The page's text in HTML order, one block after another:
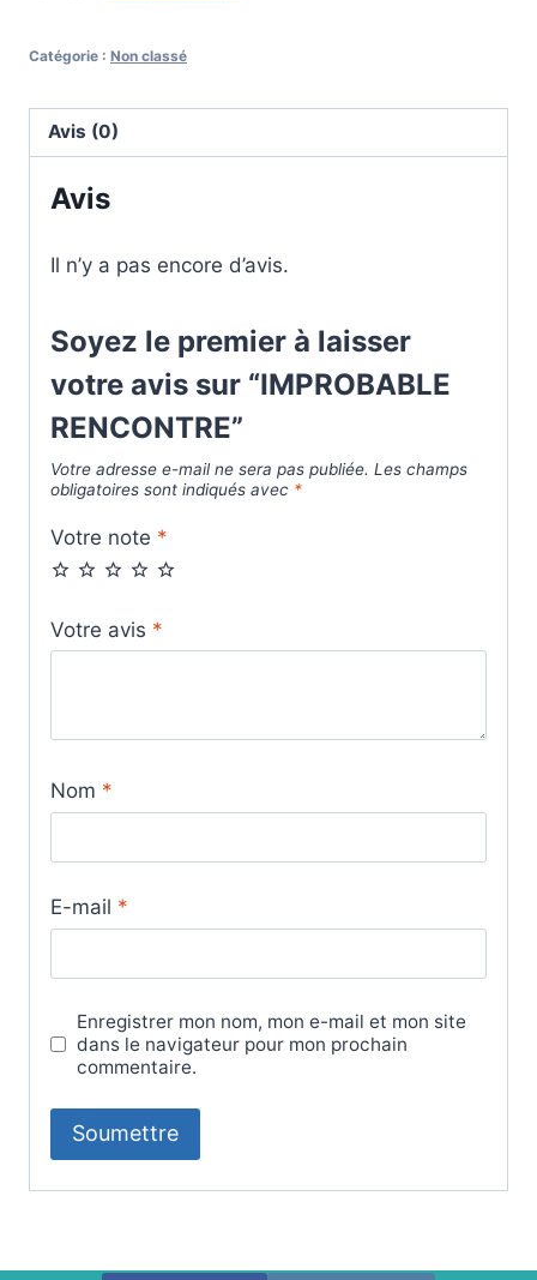
Catégorie : Non classé
Avis (0)
Avis
Il n’y a pas encore d’avis.
Soyez le premier à laisser
votre avis sur “IMPROBABLE
RENCONTRE”
Votre adresse e-mail ne sera pas publiée. Les champs
obligatoires sont indiqués avec *
Votre note *
Votre avis *
Nom *
E-mail *
Enregistrer mon nom, mon e-mail et mon site
dans le navigateur pour mon prochain
commentaire.